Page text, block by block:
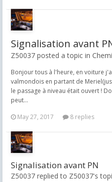
Signalisation avant
Z50037 posted a topic in
Bonjour tous à l'heure, en voiture
valmondois en partant de
le passage à niveau était ouvert !
peut...
May 27, 2017
8 replies
Signalisation avant PN
Z50037 replied to Z50037's